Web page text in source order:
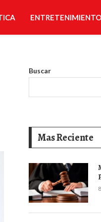
ENTRETENIMIENTO
Buscar
Mas Reciente